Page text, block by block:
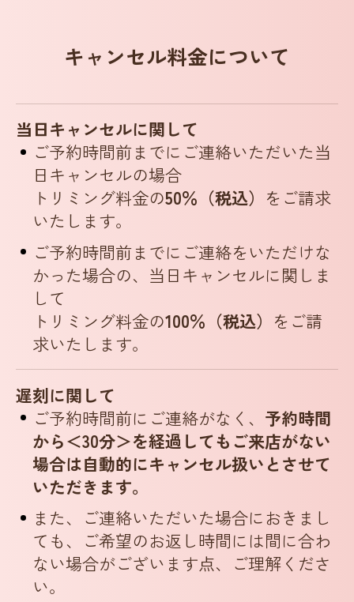
キャンセル料金について
当日キャンセルに関して
ご予約時間前までにご連絡いただいた当
日キャンセルの場合
トリミング料金の50％（税込） をご請求
いたします。
ご予約時間前までにご連絡をいただけな
かった場合の、 当日キャンセルに関しま
して
トリミング料金の100％（税込） をご請
求いたします。
遅刻に関して
ご予約時間前にご連絡がなく、 予約時間
から＜30分＞を経過してもご来店がない
場合は自動的にキャンセル扱いとさせて
いただきます。
また、ご連絡いただいた場合におきまし
ても、ご希望のお返し時間には間に合わ
ない場合がございます点、ご理解くださ
い。